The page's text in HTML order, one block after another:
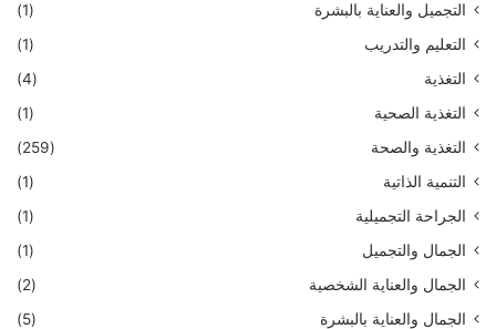
التجميل والعناية بالبشرة
(1)
التعليم والتدريب
(1)
التغذية
(4)
التغذية الصحية
(1)
التغذية والصحة
(259)
التنمية الذاتية
(1)
الجراحة التجميلية
(1)
الجمال والتجميل
(1)
الجمال والعناية الشخصية
(2)
الجمال والعناية بالبشرة
(5)